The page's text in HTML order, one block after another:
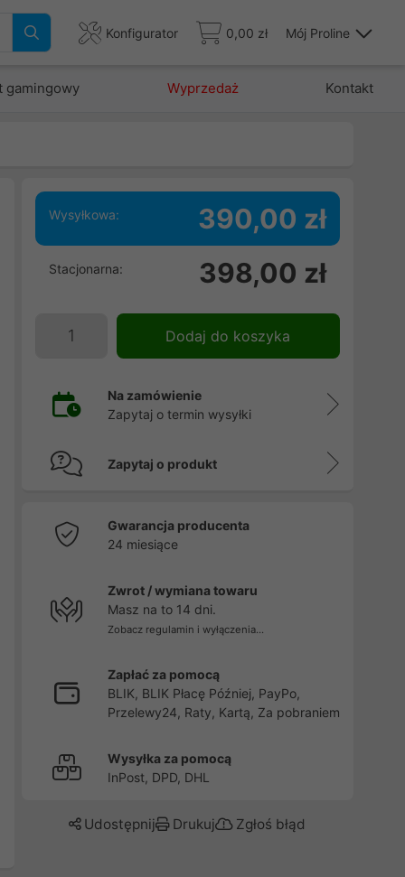
Konfigurator 0,00 zł Mój Proline
gamingowy Wyprzedaż Kontakt
Wysyłkowa: 390,00 zł
Stacjonarna: 398,00 zł
Dodaj do koszyka
Na zamówienie
Zapytaj o termin wysyłki
Zapytaj o produkt
Gwarancja producenta
24 miesiące
Zwrot / wymiana towaru
Masz na to 14 dni.
Zobacz regulamin i wyłączenia...
Zapłać za pomocą
BLIK, BLIK Płacę Później, PayPo,
Przelewy24, Raty, Kartą, Za pobraniem
Wysyłka za pomocą
InPost, DPD, DHL
Udostępnij Drukuj Zgłoś błąd